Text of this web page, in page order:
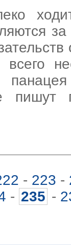
всего
- 223 -
- 235 -